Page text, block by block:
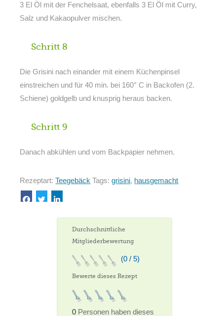
3 El Öl mit der Fenchelsaat, ebenfalls 3 El Öl mit Curry,
Salz und Kakaopulver mischen.
Schritt 8
Die Grisini nach einander mit einem Küchenpinsel
einstreichen und für 40 min. bei 160° C in Backofen (2.
Schiene) goldgelb und knusprig heraus backen.
Schritt 9
Danach abkühlen und vom Backpapier nehmen.
Rezeptart:Teegebäck Tags:grisini, hausgemacht
Durchschnittliche
Mitgliederbewertung
(0 / 5)
Bewerte dieses Rezept
0 Personen haben dieses